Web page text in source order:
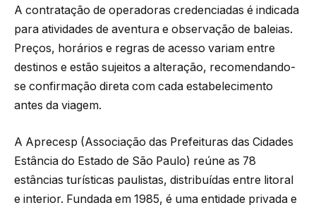
A contratação de operadoras credenciadas é indicada
para atividades de aventura e observação de baleias.
Preços, horários e regras de acesso variam entre
destinos e estão sujeitos a alteração, recomendando-
se confirmação direta com cada estabelecimento
antes da viagem.
A Aprecesp (Associação das Prefeituras das Cidades
Estância do Estado de São Paulo) reúne as 78
estâncias turísticas paulistas, distribuídas entre litoral
e interior. Fundada em 1985, é uma entidade privada e